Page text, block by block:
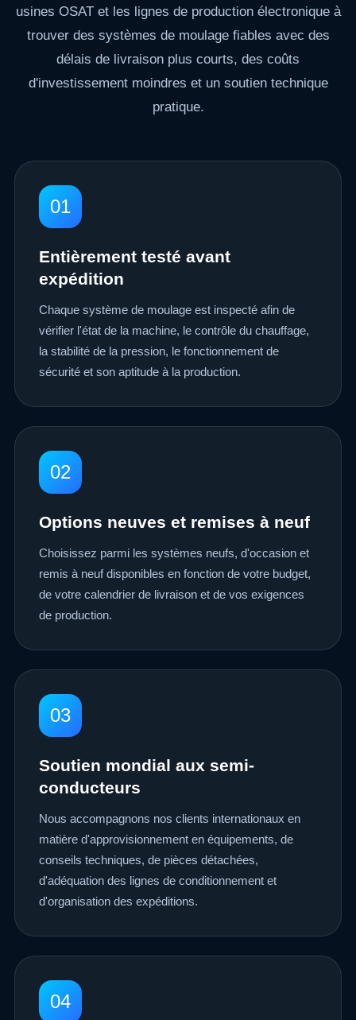
usines OSAT et les lignes de production électronique à
trouver des systèmes de moulage fiables avec des
délais de livraison plus courts, des coûts
d'investissement moindres et un soutien technique
pratique.
01
Entièrement testé avant
expédition
Chaque système de moulage est inspecté afin de
vérifier l'état de la machine, le contrôle du chauffage,
la stabilité de la pression, le fonctionnement de
sécurité et son aptitude à la production.
02
Options neuves et remises à neuf
Choisissez parmi les systèmes neufs, d'occasion et
remis à neuf disponibles en fonction de votre budget,
de votre calendrier de livraison et de vos exigences
de production.
03
Soutien mondial aux semi-
conducteurs
Nous accompagnons nos clients internationaux en
matière d'approvisionnement en équipements, de
conseils techniques, de pièces détachées,
d'adéquation des lignes de conditionnement et
d'organisation des expéditions.
04